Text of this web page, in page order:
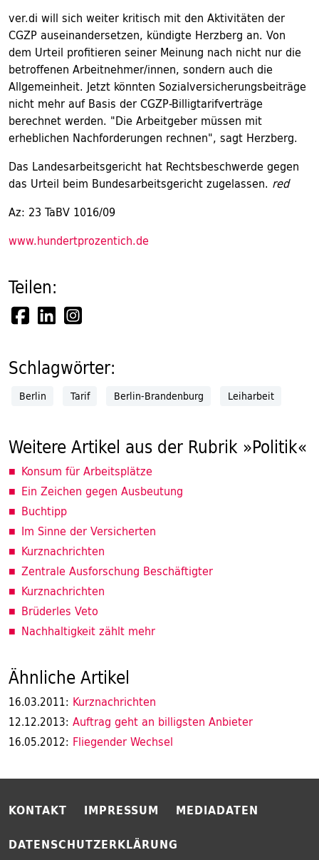
ver.di will sich weiter kritisch mit den Aktivitäten der
CGZP auseinandersetzen, kündigte Herzberg an. Von
dem Urteil profitieren seiner Meinung nach nicht nur die
betroffenen Arbeitnehmer/innen, sondern auch die
Allgemeinheit. Jetzt könnten Sozialversicherungsbeiträge
nicht mehr auf Basis der CGZP-Billigtarifverträge
berechnet werden. "Die Arbeitgeber müssen mit
erheblichen Nachforderungen rechnen", sagt Herzberg.
Das Landesarbeitsgericht hat Rechtsbeschwerde gegen
das Urteil beim Bundesarbeitsgericht zugelassen. red
Az: 23 TaBV 1016/09
www.hundertprozentich.de
Teilen:
Schlagwörter:
Berlin Tarif Berlin-Brandenburg Leiharbeit
Weitere Artikel aus der Rubrik »Politik«
Konsum für Arbeitsplätze
Ein Zeichen gegen Ausbeutung
Buchtipp
Im Sinne der Versicherten
Kurznachrichten
Zentrale Ausforschung Beschäftigter
Kurznachrichten
Brüderles Veto
Nachhaltigkeit zählt mehr
Ähnliche Artikel
16.03.2011: Kurznachrichten
12.12.2013: Auftrag geht an billigsten Anbieter
16.05.2012: Fliegender Wechsel
KONTAKT IMPRESSUM
MEDIADATEN
DATENSCHUTZERKLÄRUNG